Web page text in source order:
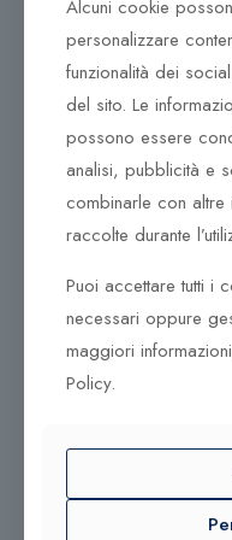
dal fascino
DonnaOro nasce da
delle più rare pietre
la lavorazione svolta
stile inconfondibile.
DonnaOro Jewels si
femminile e armonico
futuro con il fascino
È l’immagine più
evochiamo alla mente
nella sua tradizione,
Prodotti correlati
Alcuni cookie
personalizzare
funzionalità dei
del sito. Le
possono essere
analisi, pubblicità e
combinarle con
raccolte durante
Puoi accettare tutti i
necessari oppure
maggiori
Policy.